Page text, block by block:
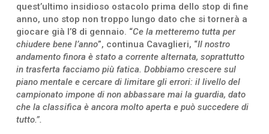
quest’ultimo insidioso ostacolo prima dello stop di fine
anno, uno stop non troppo lungo dato che si tornerà a
giocare già l’8 di gennaio. “Ce la metteremo tutta per
chiudere bene l’anno”, continua Cavaglieri, “Il nostro
andamento finora è stato a corrente alternata, soprattutto
in trasferta facciamo più fatica. Dobbiamo cresceresul
piano mentale e cercare di limitare gli errori: il livello del
campionato impone di non abbassare mai la guardia, dato
che la classifica è ancora molto aperta e può succedere di
tutto.”.